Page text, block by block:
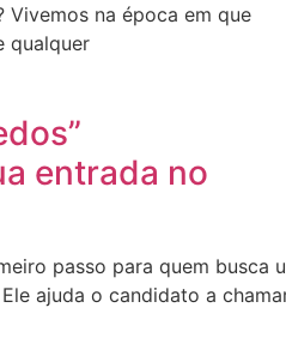
Vivemos na época em que
qualquer
entrada no
passo para quem busca
ajuda o candidato a